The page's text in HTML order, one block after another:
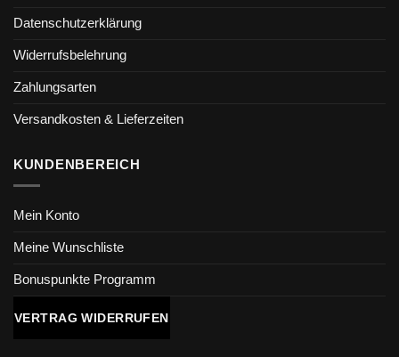
Datenschutzerklärung
Widerrufsbelehrung
Zahlungsarten
Versandkosten & Lieferzeiten
KUNDENBEREICH
Mein Konto
Meine Wunschliste
Bonuspunkte Programm
VERTRAG WIDERRUFEN